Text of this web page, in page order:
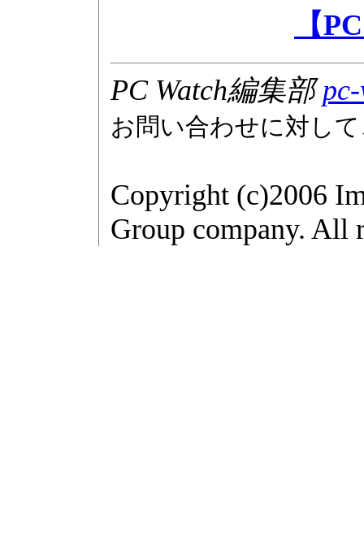
【
PC Watch編集部
お問い合わせに対し
Copyright (c)2006
Group company. All